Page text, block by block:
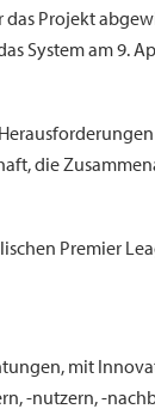
Projekt
am 9.
die
Premier
mit
nutzern, -